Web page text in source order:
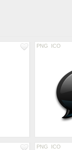
PNG ICO
PNG ICO